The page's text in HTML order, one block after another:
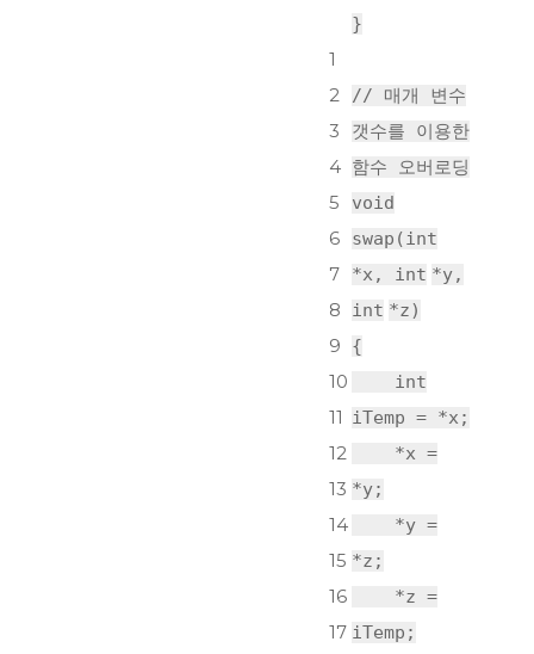
1
2
3
4
5
6
7
8
9
10
11
12
13
14
15
16
17
}
// 매개 변수
갯수를 이용한
함수 오버로딩
void
swap(int
*x, int *y,
int *z)
{
int
iTemp = *x;
*x =
*y;
*y =
*z;
*z =
iTemp;